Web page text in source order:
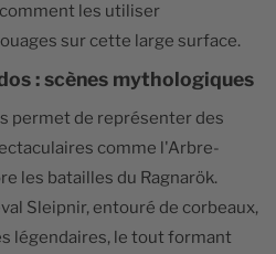
les utiliser
sur cette large surface.
: scènes mythologiques
permet de représenter des
comme l'Arbre-
les batailles du Ragnarök.
Sleipnir, entouré de corbeaux,
légendaires, le tout formant